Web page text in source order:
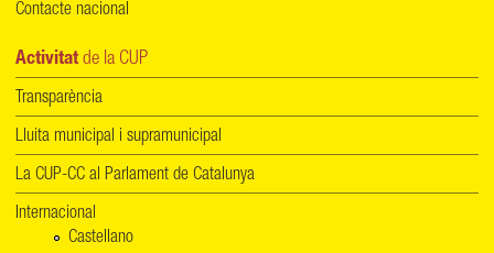
Contacte nacional
Activitat de la CUP
Transparència
Lluita municipal i supramunicipal
La CUP-CC al Parlament de Catalunya
Internacional
Castellano